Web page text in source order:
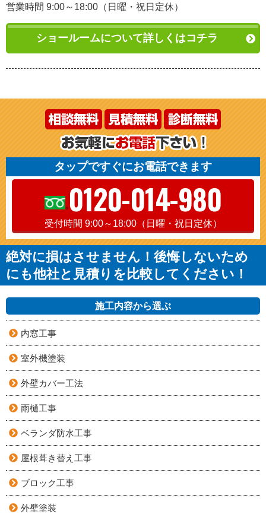
営業時間 9:00～18:00（日曜・祝日定休）
ショールームについて詳しくはコチラ
タップですぐにお電話できます
0120-014-980
受付時間 9:00～18:00（日曜・祝日定休）
絶対に損はさせません！後悔しないため
にも他社と見積りを比較してください！
施工内容から選ぶ
内窓工事
室外機塗装
外壁カバー工法
雨樋工事
ベランダ防水工事
屋根葺き替え工事
ブロック工事
外壁塗装